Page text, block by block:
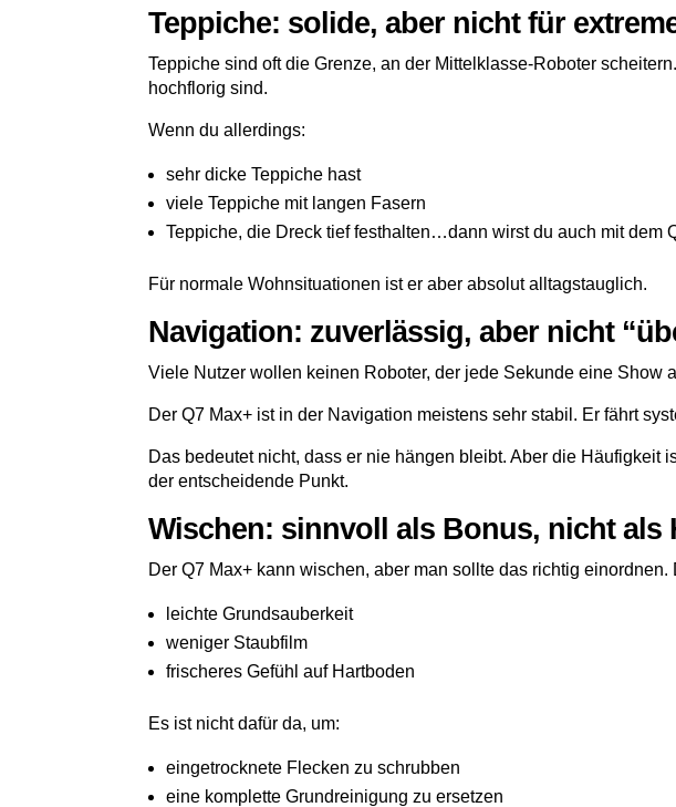
Teppiche: solide, aber nicht für
Teppiche sind oft die Grenze, an der Mittelklasse-Roboter
hochflorig sind.
Wenn du allerdings:
sehr dicke Teppiche hast
viele Teppiche mit langen Fasern
Teppiche, die Dreck tief festhalten…dann wirst du auch mit dem
Für normale Wohnsituationen ist er aber absolut alltagstauglich.
Navigation: zuverlässig, aber nicht
Viele Nutzer wollen keinen Roboter, der jede Sekunde eine Show
Der Q7 Max+ ist in der Navigation meistens sehr stabil. Er fährt
Das bedeutet nicht, dass er nie hängen bleibt. Aber die
der entscheidende Punkt.
Wischen: sinnvoll als Bonus, nicht als
Der Q7 Max+ kann wischen, aber man sollte das richtig einordnen.
leichte Grundsauberkeit
weniger Staubfilm
frischeres Gefühl auf Hartboden
Es ist nicht dafür da, um:
eingetrocknete Flecken zu schrubben
eine komplette Grundreinigung zu ersetzen